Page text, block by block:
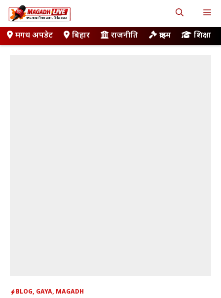
Skip
to
contentमगध अपडेट बिहार राजनीति क्राइम शिक्षा
BLOG, GAYA, MAGADH